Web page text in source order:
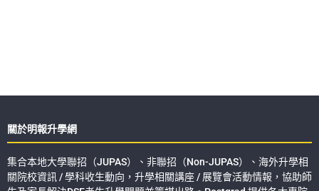
關於明報升學網
集合本地大學聯招（JUPAS）、非聯招（Non-JUPAS）、海外升學相
關院校資訊 / 學科收生動向，升學相關講座 / 展覽會活動情報，協助師